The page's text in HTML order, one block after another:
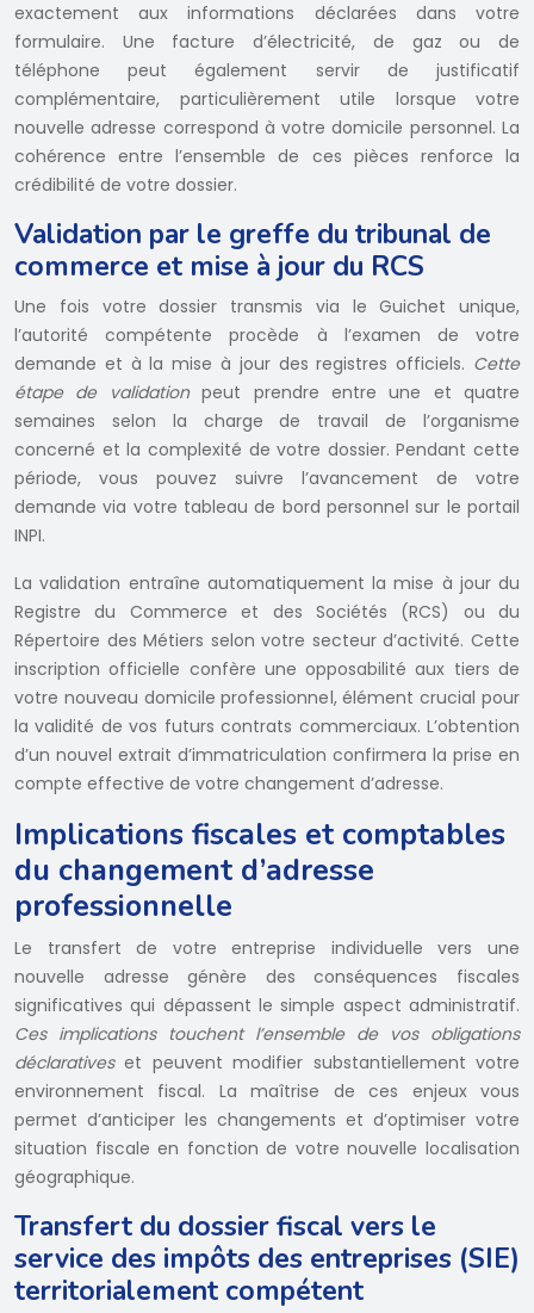
exactement aux informations déclarées dans votre
formulaire. Une facture d’électricité, de gaz ou de
téléphone peut également servir de justificatif
complémentaire, particulièrement utile lorsque votre
nouvelle adresse correspond à votre domicile personnel. La
cohérence entre l’ensemble de ces pièces renforce la
crédibilité de votre dossier.
Validation par le greffe du tribunal de
commerce et mise à jour du RCS
Une fois votre dossier transmis via le Guichet unique,
l’autorité compétente procède à l’examen de votre
demande et à la mise à jour des registres officiels. Cette
étape de validationpeut prendre entre une et quatre
semaines selon la charge de travail de l’organisme
concerné et la complexité de votre dossier. Pendant cette
période, vous pouvez suivre l’avancement de votre
demande via votre tableau de bord personnel sur le portail
INPI.
La validation entraîne automatiquement la mise à jour du
Registre du Commerce et des Sociétés (RCS) ou du
Répertoire des Métiers selon votre secteur d’activité. Cette
inscription officielle confère une opposabilité aux tiers de
votre nouveau domicile professionnel, élément crucial pour
la validité de vos futurs contrats commerciaux. L’obtention
d’un nouvel extrait d’immatriculation confirmera la prise en
compte effective de votre changement d’adresse.
Implications fiscales et comptables
du changement d’adresse
professionnelle
Le transfert de votre entreprise individuelle vers une
nouvelle adresse génère des conséquences fiscales
significatives qui dépassent le simple aspect administratif.
Ces implications touchent l’ensemble de vos obligations
déclarativeset peuvent modifier substantiellement votre
environnement fiscal. La maîtrise de ces enjeux vous
permet d’anticiper les changements et d’optimiser votre
situation fiscale en fonction de votre nouvelle localisation
géographique.
Transfert du dossier fiscal vers le
service des impôts des entreprises (SIE)
territorialement compétent